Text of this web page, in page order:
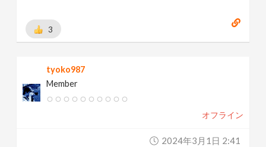
3
tyoko987
Member
オフライン
2024年3月1日 2:41